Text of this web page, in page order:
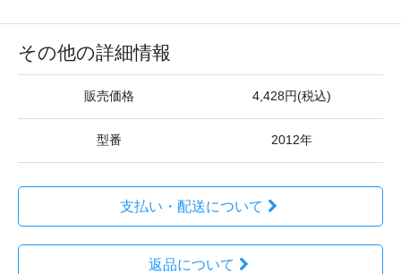
その他の詳細情報
販売価格 4,428円(税込)
型番 2012年
支払い・配送について
返品について